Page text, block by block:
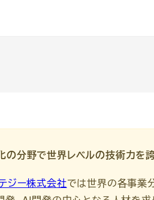
の分野で世界レベルの技術力を
ジー株式会社では世界の各事業